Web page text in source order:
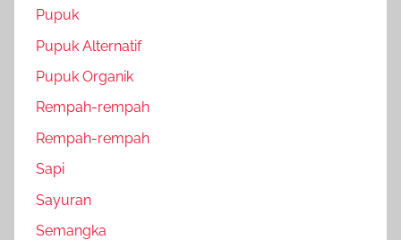
Pupuk
Pupuk Alternatif
Pupuk Organik
Rempah-rempah
Rempah-rempah
Sapi
Sayuran
Semangka